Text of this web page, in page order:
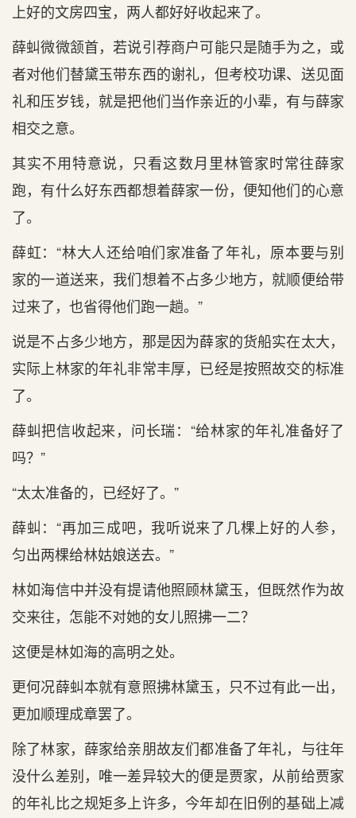
上好的文房四宝，两人都好好收起来了。
薛虯微微颔首，若说引荐商户可能只是随手为之，或
者对他们替黛玉带东西的谢礼，但考校功课、送见面
礼和压岁钱，就是把他们当作亲近的小辈，有与薛家
相交之意。
其实不用特意说，只看这数月里林管家时常往薛家
跑，有什么好东西都想着薛家一份，便知他们的心意
了。
薛虹：“林大人还给咱们家准备了年礼，原本要与别
家的一道送来，我们想着不占多少地方，就顺便给带
过来了，也省得他们跑一趟。”
说是不占多少地方，那是因为薛家的货船实在太大，
实际上林家的年礼非常丰厚，已经是按照故交的标准
了。
薛虯把信收起来，问长瑞：“给林家的年礼准备好了
吗？”
“太太准备的，已经好了。”
薛虯：“再加三成吧，我听说来了几棵上好的人参，
匀出两棵给林姑娘送去。”
林如海信中并没有提请他照顾林黛玉，但既然作为故
交来往，怎能不对她的女儿照拂一二？
这便是林如海的高明之处。
更何况薛虯本就有意照拂林黛玉，只不过有此一出，
更加顺理成章罢了。
除了林家，薛家给亲朋故友们都准备了年礼，与往年
没什么差别，唯一差异较大的便是贾家，从前给贾家
的年礼比之规矩多上许多，今年却在旧例的基础上减